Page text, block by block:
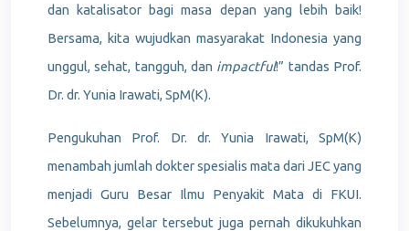
dan katalisator bagi masa depan yang lebih baik!
Bersama, kita wujudkan masyarakat Indonesia yang
unggul, sehat, tangguh, dan impactful!” tandas Prof.
Dr. dr. Yunia Irawati, SpM(K).
Pengukuhan Prof. Dr. dr. Yunia Irawati, SpM(K)
menambah jumlah dokter spesialis mata dari JEC yang
menjadi Guru Besar Ilmu Penyakit Mata di FKUI.
Sebelumnya, gelar tersebut juga pernah dikukuhkan